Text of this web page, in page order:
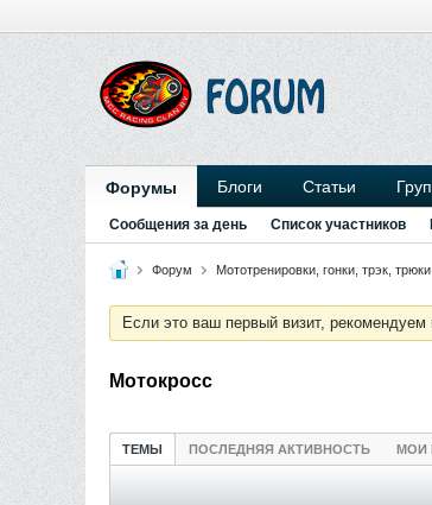
Форумы Блоги Статьи
Сообщения за день Список участников
Форум Мототренировки, гонки, трэк, трюки
Если это ваш первый визит, рекомендуем
Мотокросс
ТЕМЫ ПОСЛЕДНЯЯ АКТИВНОСТЬ МОИ